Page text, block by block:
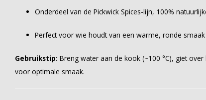
Onderdeel van de Pickwick Spices-lijn, 100%
Perfect voor wie houdt van een warme, ronde
Gebruikstip: Breng water aan de kook (~100 °C), giet
voor optimale smaak.